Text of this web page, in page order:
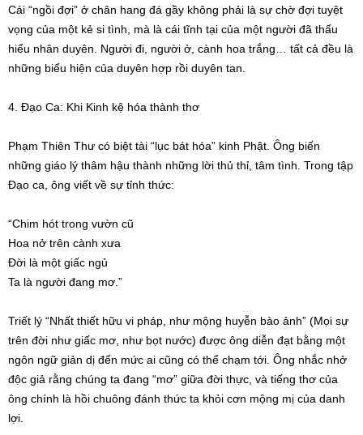
Cái “ngồi đợi” ở chân hang đá gầy không phải là sự chờ đợi tuyệt
vọng của một kẻ si tình, mà là cái tĩnh tại của một người đã thấu
hiểu nhân duyên. Người đi, người ở, cành hoa trắng… tất cả đều là
những biểu hiện của duyên hợp rồi duyên tan.
4. Đạo Ca: Khi Kinh kệ hóa thành thơ
Phạm Thiên Thư có biệt tài “lục bát hóa” kinh Phật. Ông biến
những giáo lý thâm hậu thành những lời thủ thỉ, tâm tình. Trong tập
Đạo ca, ông viết về sự tỉnh thức:
“Chim hót trong vườn cũ
Hoa nở trên cành xưa
Đời là một giấc ngủ
Ta là người đang mơ.”
Triết lý “Nhất thiết hữu vi pháp, như mộng huyễn bào ảnh” (Mọi sự
trên đời như giấc mơ, như bọt nước) được ông diễn đạt bằng một
ngôn ngữ giản dị đến mức ai cũng có thể chạm tới. Ông nhắc nhở
độc giả rằng chúng ta đang “mơ” giữa đời thực, và tiếng thơ của
ông chính là hồi chuông đánh thức ta khỏi cơn mộng mị của danh
lợi.